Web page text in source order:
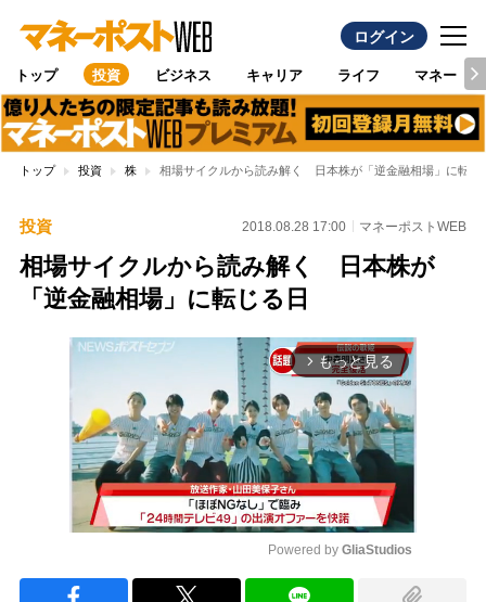
ログイン
トップ 投資 ビジネス キャリア ライフ マネー
トップ 投資 株 相場サイクルから読み解く 日本株が「逆金融相場」に転じ
投資 2018.08.28 17:00 マネーポストWEB
相場サイクルから読み解く 日本株が
「逆金融相場」に転じる日
arrow_forward_ios もっと見る
Powered by GliaStudios